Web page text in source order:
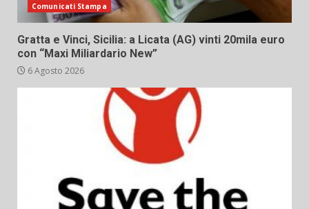
Comunicati Stampa
Gratta e Vinci, Sicilia: a Licata (AG) vinti 20mila euro
con “Maxi Miliardario New”
6 Agosto 2026